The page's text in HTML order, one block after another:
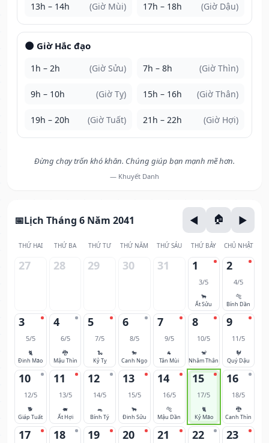
13h – 14h (Giờ Mùi) 17h – 18h (Giờ Dậu)
🌑 Giờ Hắc đạo
1h – 2h (Giờ Sửu) 7h – 8h (Giờ Thìn)
9h – 10h (Giờ Tỵ) 15h – 16h (Giờ Thân)
19h – 20h (Giờ Tuất) 21h – 22h (Giờ Hợi)
Đừng chạy trốn khó khăn. Chúng giúp bạn mạnh mẽ hơn.
— Khuyết Danh
Lịch Tháng 6 Năm 2041
THỨ HAI THỨ BA THỨ TƯ THỨ NĂM THỨ SÁU THỨ BẢY CHỦ NHẬT
27 28 29 30 31 1
3/5
🐂
Ất Sửu
2
4/5
🐅
Bính Dần
3
5/5
🐈
Đinh Mão
4
6/5
🐉
Mậu Thìn
5
7/5
🐍
Kỷ Tỵ
6
8/5
🐎
Canh Ngọ
7
9/5
🐐
Tân Mùi
8
10/5
🐒
Nhâm Thân
9
11/5
🐓
Quý Dậu
10
12/5
🐕
Giáp Tuất
11
13/5
🐖
Ất Hợi
12
14/5
🐀
Bính Tý
13
15/5
🐂
Đinh Sửu
14
16/5
🐅
Mậu Dần
15
17/5
🐈
Kỷ Mão
16
18/5
🐉
Canh Thìn
17 18 19 20 21 22 23